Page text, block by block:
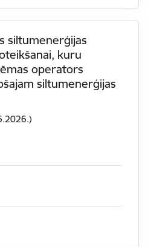
siltumenerģijas
kuru
operators
siltumenerģijas